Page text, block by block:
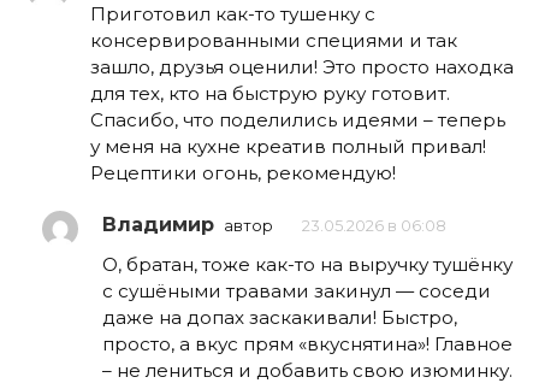
Приготовил как-то тушенку с
консервированными специями и так
зашло, друзья оценили! Это просто находка
для тех, кто на быструю руку готовит.
Спасибо, что поделились идеями – теперь
у меня на кухне креатив полный привал!
Рецептики огонь, рекомендую!
Владимир автор 23.05.2026 в 06:08
О, братан, тоже как-то на выручку тушёнку
с сушёными травами закинул — соседи
даже на допах заскакивали! Быстро,
просто, а вкус прям «вкуснятина»! Главное
– не лениться и добавить свою изюминку.